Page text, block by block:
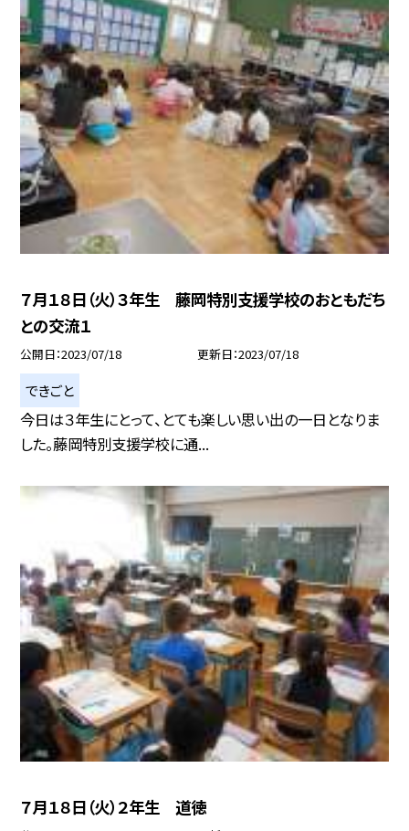
７月１８日（火）３年生 藤岡特別支援学校のおともだち
との交流１
公開日 2023/07/18 更新日 2023/07/18
できごと
今日は３年生にとって、とても楽しい思い出の一日となりま
した。藤岡特別支援学校に通...
７月１８日（火）２年生 道徳